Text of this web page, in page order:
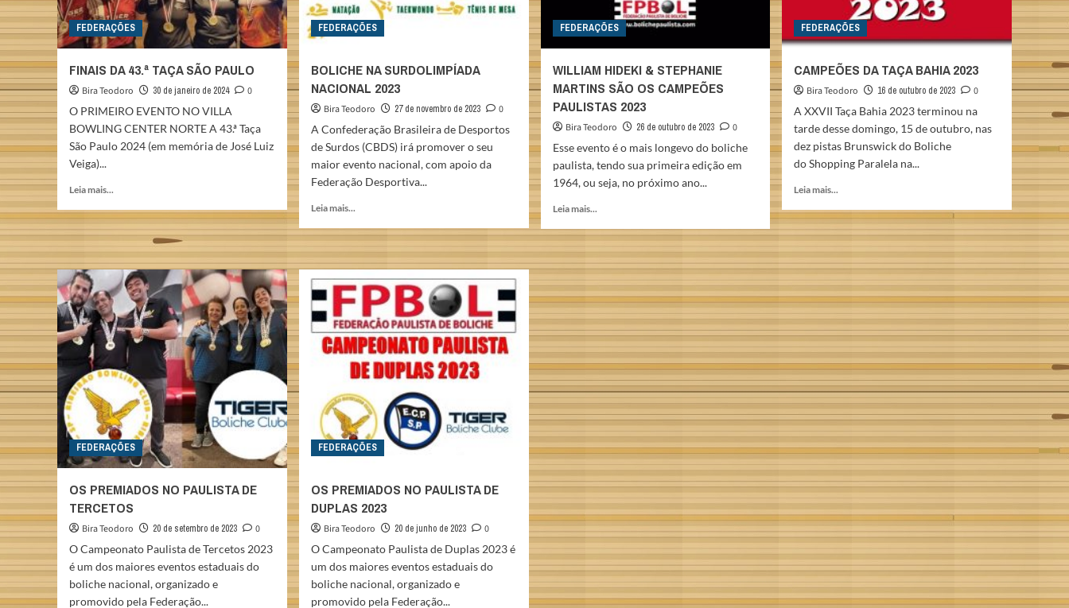
FEDERAÇÕES
FINAIS DA 43.ª TAÇA SÃO PAULO
Bira Teodoro 30 de janeiro de 2024
0
O PRIMEIRO EVENTO NO VILLA
BOWLING CENTER NORTE A 43.ª Taça
São Paulo 2024 (em memória de José Luiz
Veiga)...
Leia mais...
about
FINAIS
43.ª
TAÇA
SÃO
PAULO
FEDERAÇÕES
BOLICHE NA SURDOLIMPÍADA
NACIONAL 2023
Bira Teodoro 27 de novembro de 2023
0
A Confederação Brasileira de Desportos
de Surdos (CBDS) irá promover o seu
maior evento nacional, com apoio da
Federação Desportiva...
Leia mais...
about
BOLICHE
NA
SURDOLIMPÍADA
NACIONAL
2023
FEDERAÇÕES
WILLIAM HIDEKI & STEPHANIE
MARTINS SÃO OS CAMPEÕES
PAULISTAS 2023
Bira Teodoro 26 de outubro de 2023
0
Esse evento é o mais longevo do boliche
paulista, tendo sua primeira edição em
1964, ou seja, no próximo ano...
Leia mais...
about
WILLIAM
HIDEKI
STEPHANIE
SÃO
OS
PAULISTAS
2023
FEDERAÇÕES
CAMPEÕES DA TAÇA BAHIA 2023
Bira Teodoro 16 de outubro de 2023
0
A XXVII Taça Bahia 2023 terminou na
tarde desse domingo, 15 de outubro, nas
dez pistas Brunswick do Boliche
do Shopping Paralela na...
Leia mais...
about
CAMPEÕES
TAÇA
2023
FEDERAÇÕES
OS PREMIADOS NO PAULISTA DE
TERCETOS
Bira Teodoro 20 de setembro de 2023
0
O Campeonato Paulista de Tercetos 2023
é um dos maiores eventos estaduais do
boliche nacional, organizado e
promovido pela Federação...
FEDERAÇÕES
OS PREMIADOS NO PAULISTA DE
DUPLAS 2023
Bira Teodoro 20 de junho de 2023
0
O Campeonato Paulista de Duplas 2023 é
um dos maiores eventos estaduais do
boliche nacional, organizado e
promovido pela Federação...